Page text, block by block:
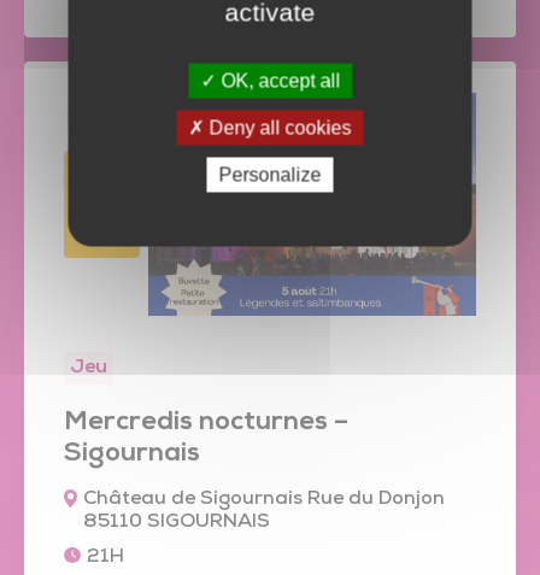
AOÛT
Jeu
Mercredis nocturnes –
Sigournais
Château de Sigournais Rue du Donjon
85110 SIGOURNAIS
21H
activate
OK, accept all
Deny all cookies
Personalize